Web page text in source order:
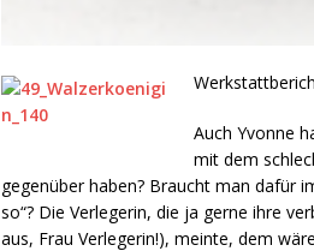
Auch Yvonne
mit dem
gegenüber haben? Braucht man dafür
so“? Die Verlegerin, die ja gerne ihre
aus, Frau Verlegerin!), meinte, dem